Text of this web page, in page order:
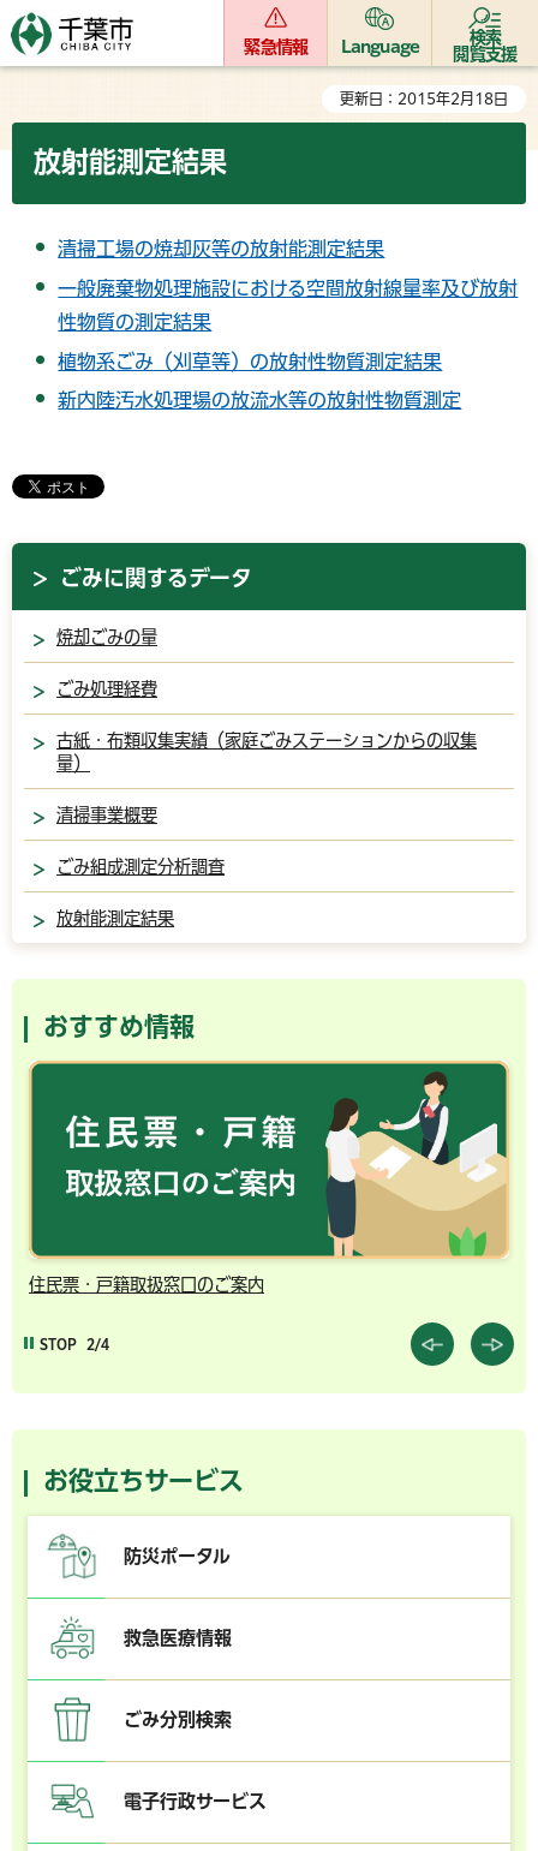
緊急情報 Language
検索
閲覧支援
更新日：2015年2月18日
放射能測定結果
清掃工場の焼却灰等の放射能測定結果
一般廃棄物処理施設における空間放射線量率及び放射
性物質の測定結果
植物系ごみ（刈草等）の放射性物質測定結果
新内陸汚水処理場の放流水等の放射性物質測定
ごみに関するデータ
焼却ごみの量
ごみ処理経費
古紙・布類収集実績（家庭ごみステーションからの収集
量）
清掃事業概要
ごみ組成測定分析調査
放射能測定結果
おすすめ情報
住民票・戸籍取扱窓口のご案内
STOP 2/4
お役立ちサービス
防災ポータル
救急医療情報
ごみ分別検索
電子行政サービス